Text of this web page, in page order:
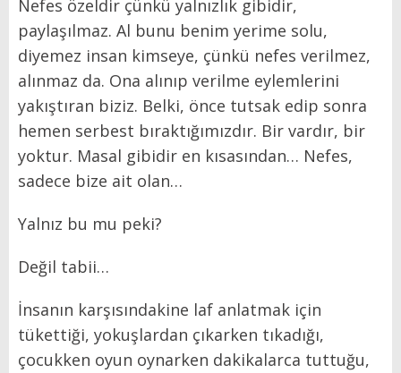
Nefes özeldir çünkü yalnızlık gibidir,
paylaşılmaz. Al bunu benim yerime solu,
diyemez insan kimseye, çünkü nefes verilmez,
alınmaz da. Ona alınıp verilme eylemlerini
yakıştıran biziz. Belki, önce tutsak edip sonra
hemen serbest bıraktığımızdır. Bir vardır, bir
yoktur. Masal gibidir en kısasından… Nefes,
sadece bize ait olan…
Yalnız bu mu peki?
Değil tabii…
İnsanın karşısındakine laf anlatmak için
tükettiği, yokuşlardan çıkarken tıkadığı,
çocukken oyun oynarken dakikalarca tuttuğu,